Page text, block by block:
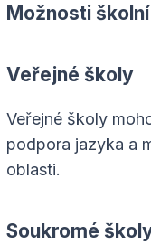
Možnosti
Veřejné školy
Veřejné školy
podpora jazyka a
oblasti.
Soukromé